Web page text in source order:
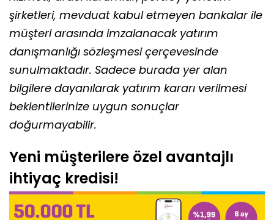
şirketleri, mevduat kabul etmeyen bankalar ile
müşteri arasında imzalanacak yatırım
danışmanlığı sözleşmesi çerçevesinde
sunulmaktadır. Sadece burada yer alan
bilgilere dayanılarak yatırım kararı verilmesi
beklentilerinize uygun sonuçlar
doğurmayabilir.
Yeni müşterilere özel avantajlı
ihtiyaç kredisi!